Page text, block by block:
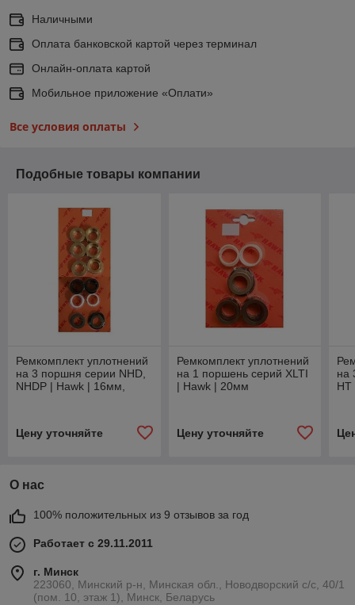
Наличными
Оплата банковской картой через терминал
Онлайн-оплата картой
Мобильное приложение «Оплати»
Все условия оплаты
Подобные товары компании
Ремкомплект уплотнений
на 3 поршня серии NHD,
NHDP | Hawk | 16мм,
Цену уточняйте
Ремкомплект уплотнений
на 1 поршень серий XLTI
| Hawk | 20мм
Цену уточняйте
на
О нас
100% положительных из 9 отзывов за год
Работает с 29.11.2011
г. Минск
223060, Минский р-н, Минская обл., Новодворский с/с, 40/1
(пом. 10, этаж 1), Минск, Беларусь